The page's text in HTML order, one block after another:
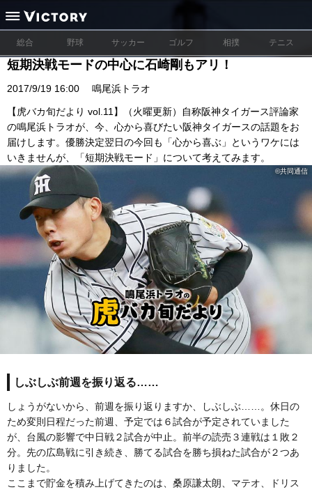
総合 野球 サッカー ゴルフ 相撲 テニス
短期決戦モードの中心に石崎剛もアリ！
2017/9/19 16:00 鳴尾浜トラオ
【虎バカ旬だより vol.11】（火曜更新）自称阪神タイガース評論家
の鳴尾浜トラオが、今、心から喜びたい阪神タイガースの話題をお
届けします。優勝決定翌日の今回も「心から喜ぶ」というワケには
いきませんが、「短期決戦モード」について考えてみます。
©︎共同通信
しぶしぶ前週を振り返る……
しょうがないから、前週を振り返りますか、しぶしぶ……。休日の
ため変則日程だった前週、予定では６試合が予定されていました
が、台風の影響で中日戦２試合が中止。前半の読売３連戦は１敗２
分。先の広島戦に引き続き、勝てる試合を勝ち損ねた試合が２つあ
りました。
ここまで貯金を積み上げてきたのは、桑原謙太朗、マテオ、ドリス